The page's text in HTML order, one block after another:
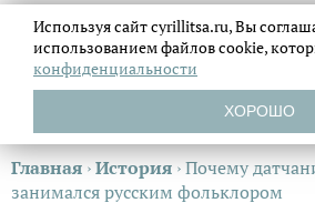
Главная ›История ›Почему
занимался русским фольклором
Используя сайт cyrillitsa.ru, Вы
использованием файловcookie,
конфиденциальности
ХОРОШО